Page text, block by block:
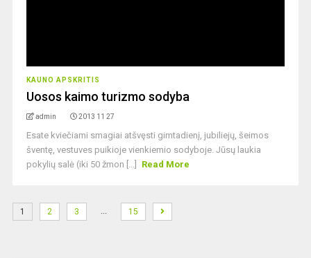
KAUNO APSKRITIS
Uosos kaimo turizmo sodyba
admin 2013 11 27
Esate kviečiami smagiai atšvęsti gimtadienį, jubiliejų, šeimos
šventę, vestuves puikioje vienkiemio sodyboje. Jūsų laukia
pokylių salė (iki 50 žmon [...]
Read More
1 2 3 … 15